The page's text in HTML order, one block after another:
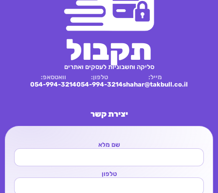
תקבול
סליקה וחשבוניות לעסקים ואתרים
מייל:
shahar@takbull.co.il
טלפון:
054-994-3214
וואטסאפ:
054-994-3214
יצירת קשר
שם מלא
טלפון